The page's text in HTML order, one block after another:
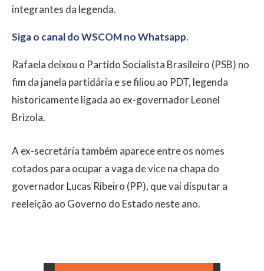
integrantes da legenda.
Siga o canal do WSCOM no Whatsapp.
Rafaela deixou o Partido Socialista Brasileiro (PSB) no
fim da janela partidária e se filiou ao PDT, legenda
historicamente ligada ao ex-governador Leonel
Brizola.
A ex-secretária também aparece entre os nomes
cotados para ocupar a vaga de vice na chapa do
governador Lucas Ribeiro (PP), que vai disputar a
reeleição ao Governo do Estado neste ano.